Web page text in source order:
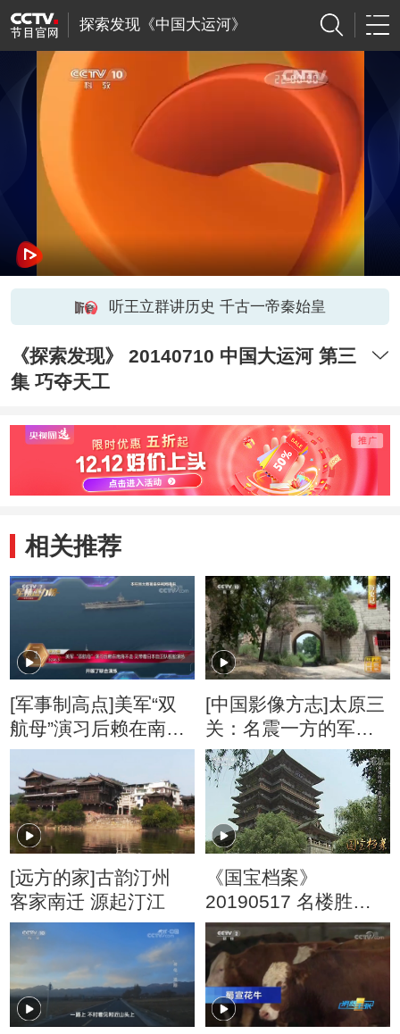
探索发现《中国大运河》
听王立群讲历史 千古一帝秦始皇
《探索发现》 20140710 中国大运河 第三
集 巧夺天工
相关推荐
[军事制高点]美军“双
航母”演习后赖在南海
不走 又带着日本自卫
队舰船演练
[中国影像方志]太原三
关：名震一方的军事
重镇
[远方的家]古韵汀州
客家南迁 源起汀江
《国宝档案》
20190517 名楼胜阁
——滕王高阁临江渚